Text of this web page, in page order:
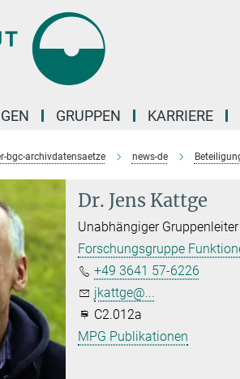
GRUPPEN KARRIERE
bgc-archivdatensaetze news-de
Dr. Jens Kattge
Unabhängiger Gruppenleiter
Forschungsgruppe
+49 3641 57-6226
jkattge@...
C2.012a
MPG Publikationen